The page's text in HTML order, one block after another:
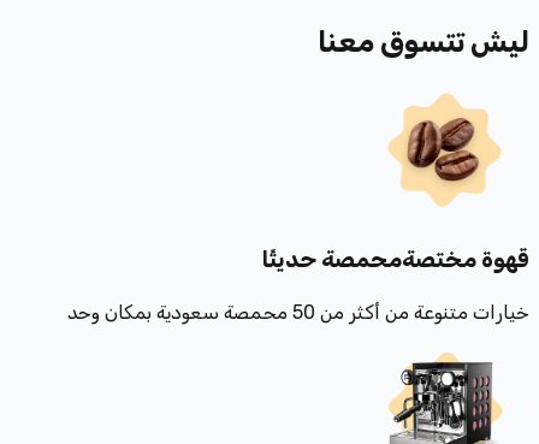
ليش تتسوق معنا
قهوة مختصةمحمصة حديثًا
خيارات متنوعة من أكثر من 50 محمصة سعودية بمكان وحد